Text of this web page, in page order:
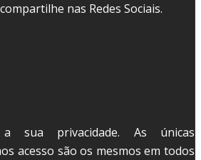
nas Redes Sociais.
sua privacidade. As únicas
acesso são os mesmos em todos